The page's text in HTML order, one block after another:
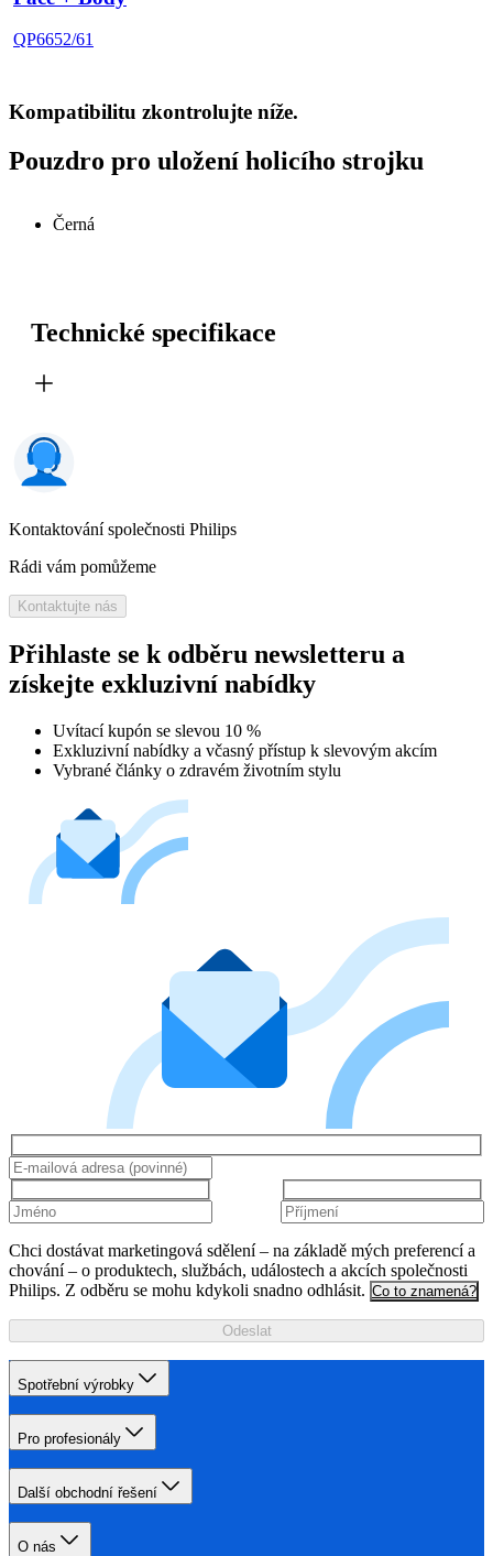
QP6652/61
Kompatibilitu zkontrolujte níže.
Pouzdro pro uložení holicího strojku
Černá
Technické specifikace
Kontaktování společnosti Philips
Rádi vám pomůžeme
Kontaktujte nás
Přihlaste se k odběru newsletteru a
získejte exkluzivní nabídky
Uvítací kupón se slevou 10 %
Exkluzivní nabídky a včasný přístup k slevovým akcím
Vybrané články o zdravém životním stylu
Chci dostávat marketingová sdělení – na základě mých preferencí a
chování – o produktech, službách, událostech a akcích společnosti
Philips. Z odběru se mohu kdykoli snadno odhlásit. Co to znamená?
Odeslat
Spotřební výrobky
Pro profesionály
Další obchodní řešení
O nás